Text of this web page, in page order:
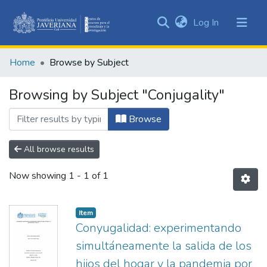
&
All of DSpace
Log In (current)
Home Browse by Subject
Browsing by Subject "Conjugality"
Browse
All browse results
Now showing 1 - 1 of 1
Item
Conyugalidad: experimentando
simultáneamente la salida de los
hijos del hogar y la pandemia por